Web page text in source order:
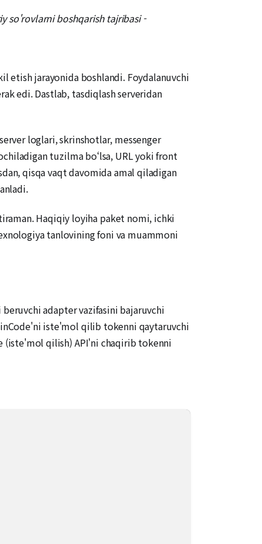
so'rovlarni boshqarish tajribasi -
etish jarayonida boshlandi. Foydalanuvchi
edi. Dastlab, tasdiqlash serveridan
loglari, skrinshotlar, messenger
tuzilma bo‘lsa, URL yoki front
qisqa vaqt davomida amal qiladigan
Haqiqiy loyiha paket nomi, ichki
tanlovining foni va muammoni
adapter vazifasini bajaruvchi
iste'mol qilib tokenni qaytaruvchi
(iste'mol qilish) API'ni chaqirib tokenni